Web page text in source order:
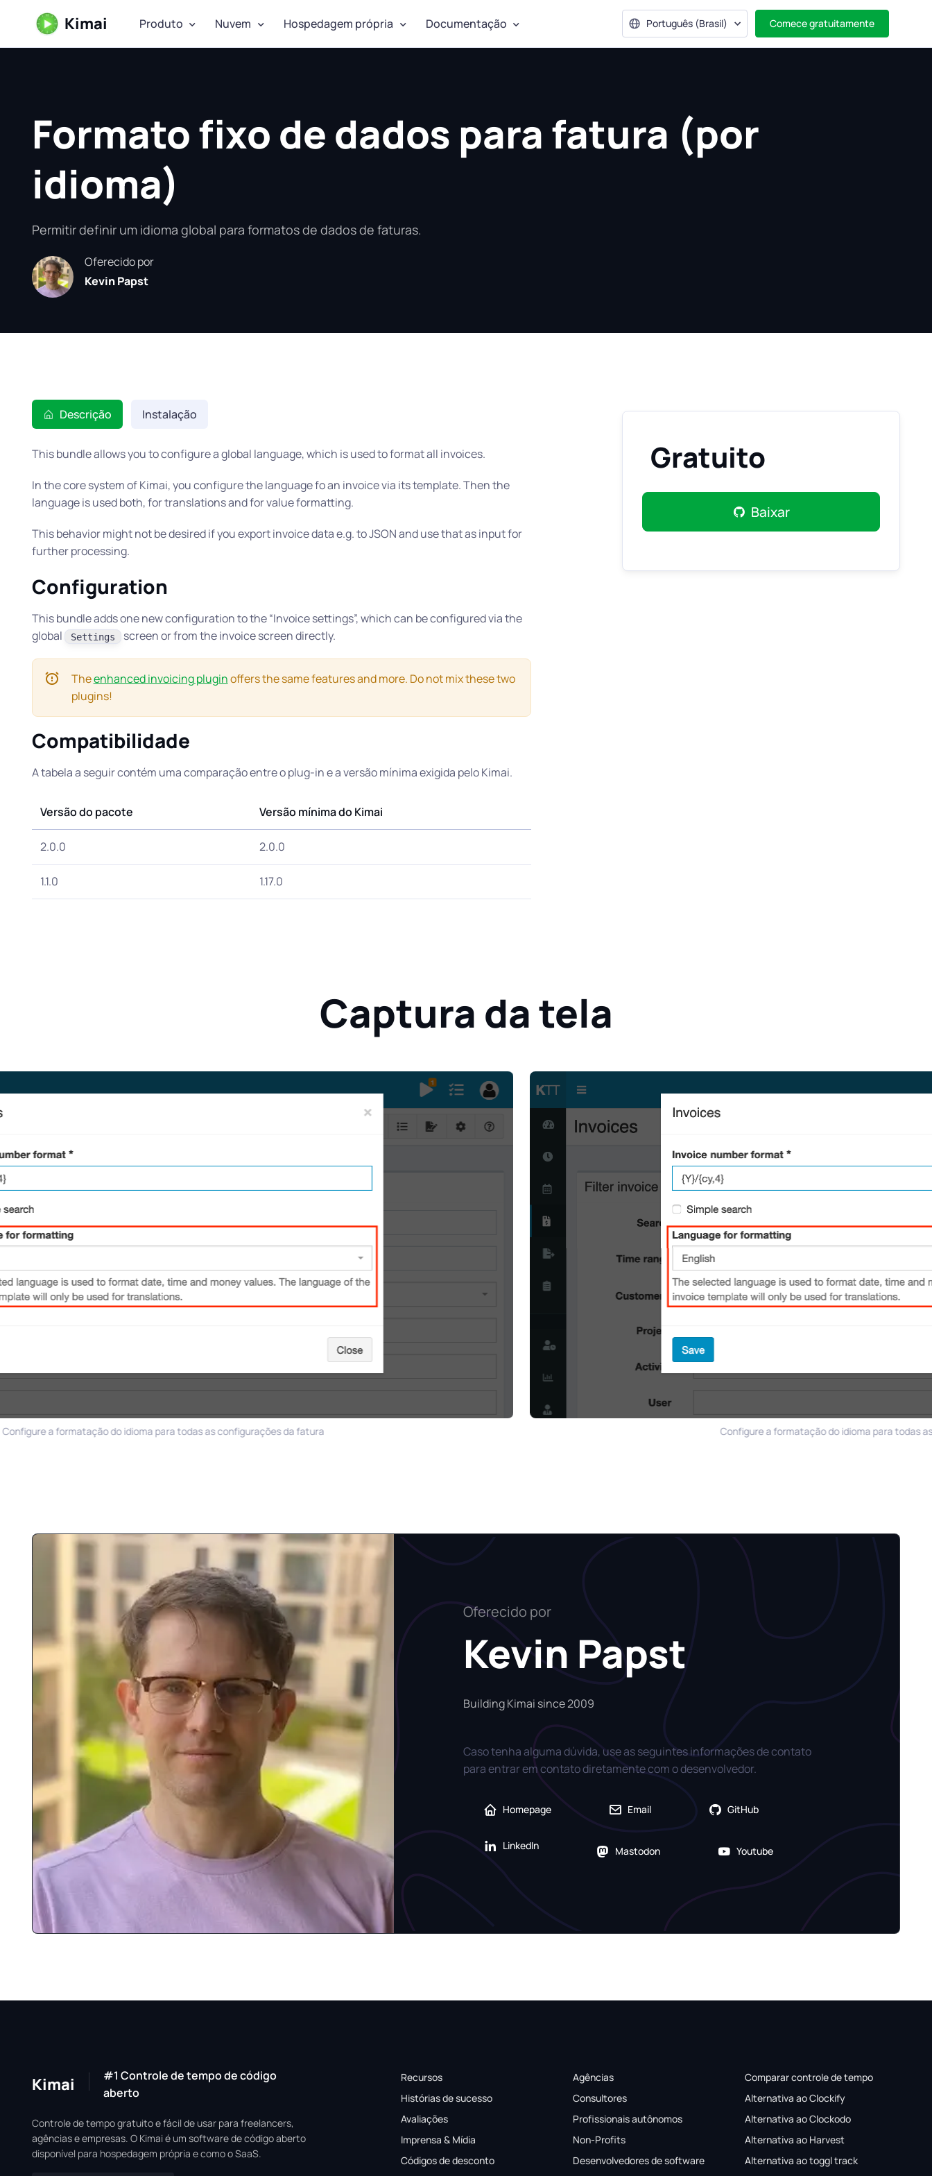
Kimai Produto Nuvem Hospedagem própria Documentação Português (Brasil) Comece gratuitamente
Formato fixo de dados para fatura (por
idioma)
Permitir definir um idioma global para formatos de dados de faturas.
Oferecido por
Kevin Papst
Gratuito
Baixar
Descrição Instalação
This bundle allows you to configure a global language, which is used to format all invoices.
In the core system of Kimai, you configure the language fo an invoice via its template. Then the
language is used both, for translations and for value formatting.
This behavior might not be desired if you export invoice data e.g. to JSON and use that as input for
further processing.
Configuration
This bundle adds one new configuration to the “Invoice settings”, which can be configured via the
global
Settings screen or from the invoice screen directly.
Theenhanced invoicing pluginoffers the same features and more. Do not mix these two
plugins!
Compatibilidade
A tabela a seguir contém uma comparação entre o plug-in e a versão mínima exigida pelo Kimai.
Versão do pacote Versão mínima do Kimai
2.0.0 2.0.0
1.1.0 1.17.0
Captura da tela
a formatação do idioma para todas as configurações da fatura Configure a formatação do idioma para todas as
Oferecido por
Kevin Papst
Building Kimai since 2009
Caso tenha alguma dúvida, use as seguintes informações de contato
para entrar em contato diretamente com o desenvolvedor.
Homepage Email GitHub
LinkedIn Mastodon Youtube
Kimai
#1 Controle de tempo de código
aberto
Controle de tempo gratuito e fácil de usar para freelancers,
agências e empresas. O Kimai é um software de código aberto
disponível para hospedagem própria e como o SaaS.
Recursos
Histórias de sucesso
Avaliações
Imprensa & Mídia
Códigos de desconto
Agências
Consultores
Profissionais autônomos
Non-Profits
Desenvolvedores de software
Comparar controle de tempo
Alternativa ao Clockify
Alternativa ao Clockodo
Alternativa ao Harvest
Alternativa ao toggl track